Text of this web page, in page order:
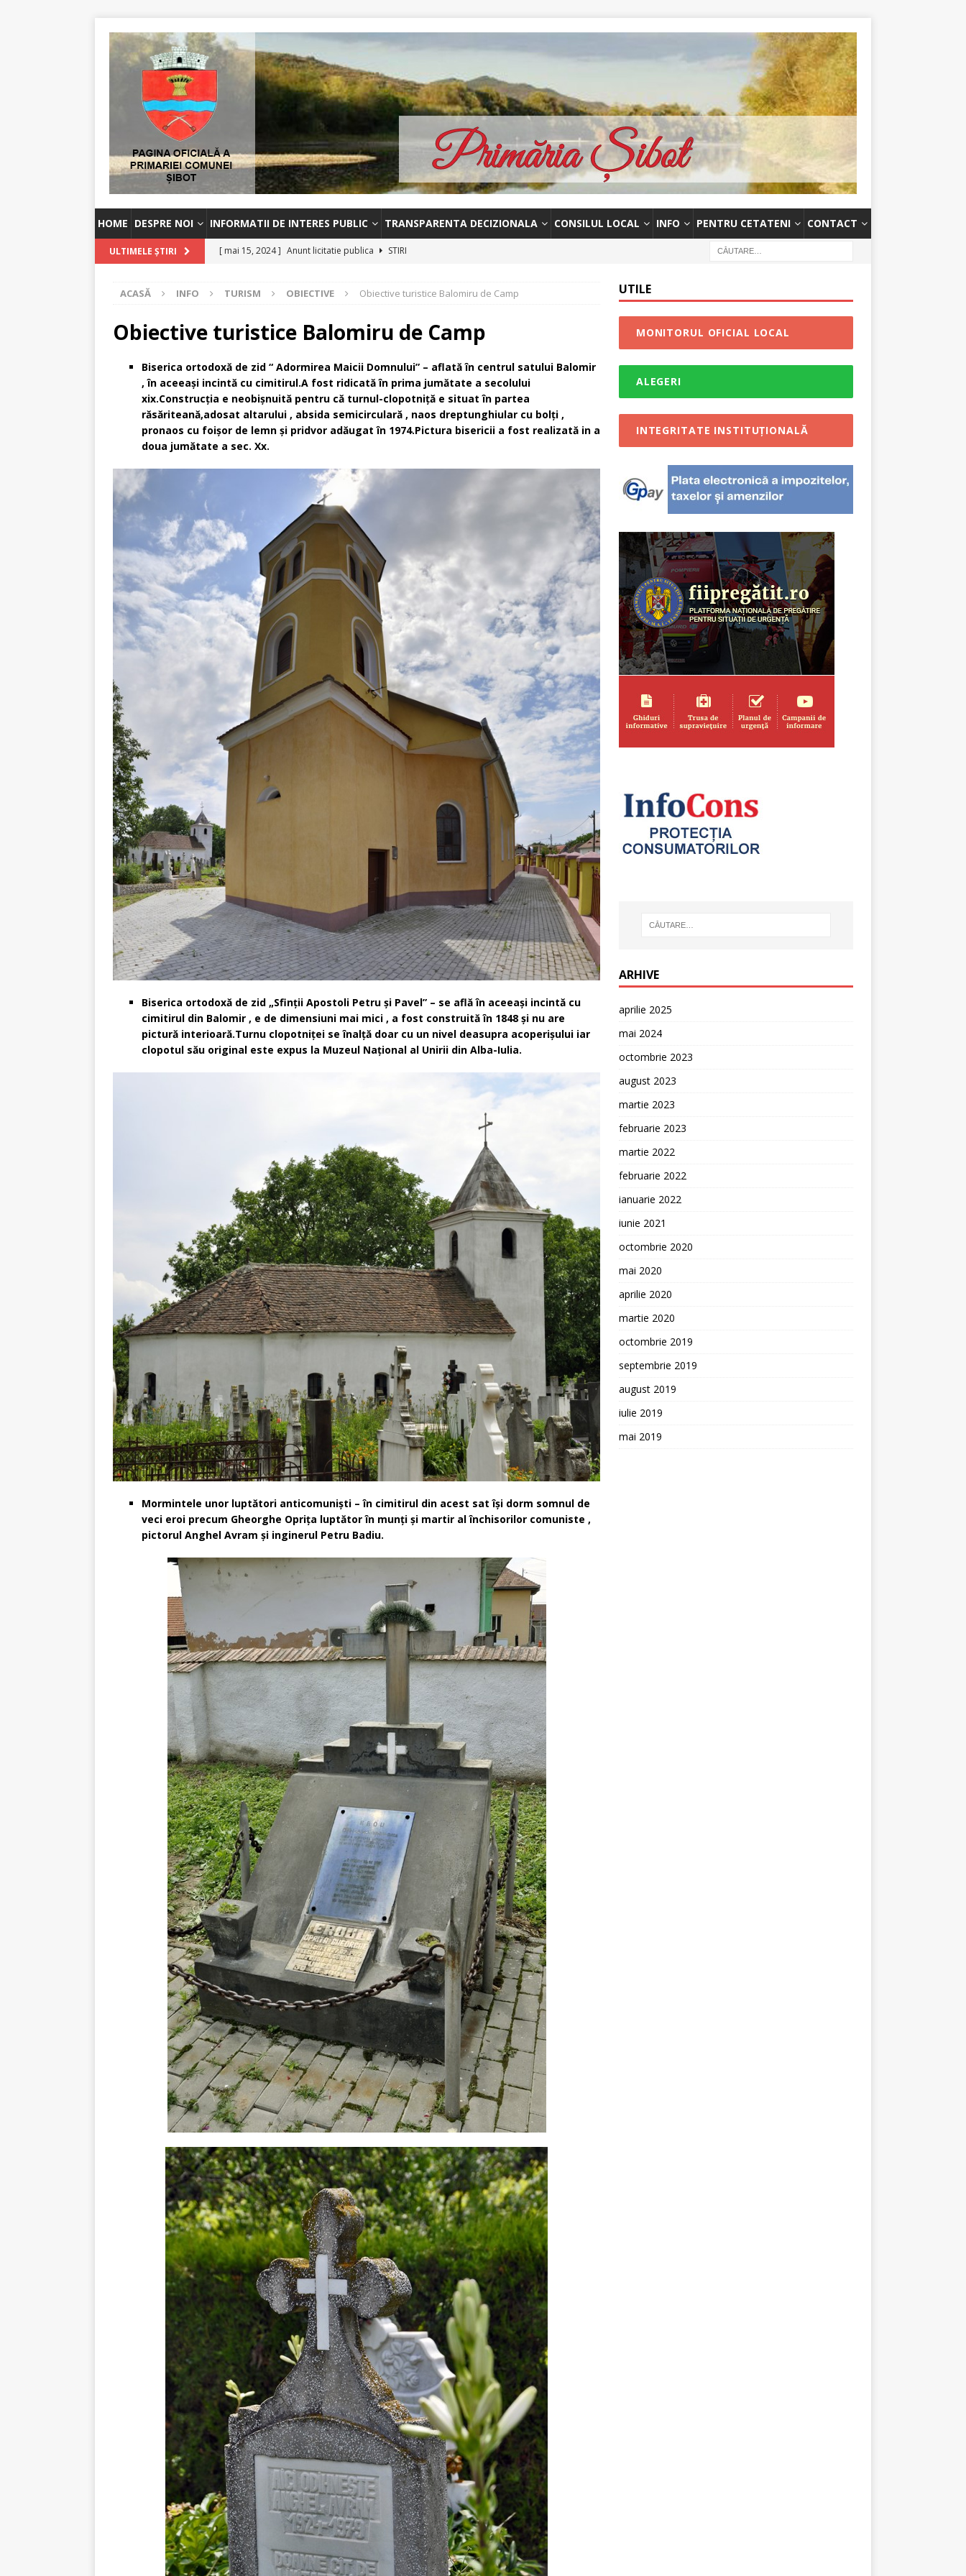
HOME DESPRE NOI INFORMATII DE INTERES PUBLIC TRANSPARENTA DECIZIONALA CONSILUL LOCAL INFO PENTRU CETATENI CONTACT
ULTIMELE ȘTIRI [ mai 15, 2024 ] Anunt licitatie publica
STIRI
[ august 30, 2023 ] Anunț – Licitație publica-18.09.2023
STIRI
[ martie 3, 2023 ]
Anunt publicitar-03.03.2023
STIRI
Anunțul de interes public privind Licitație Pajiști
ACASĂ INFO TURISM OBIECTIVE Obiective turistice Balomiru de Camp
Obiective turistice Balomiru de Camp
Biserica ortodoxă de zid “ Adormirea Maicii Domnului” – aflată în centrul satului Balomir
, în aceeaşi incintă cu cimitirul.A fost ridicată în prima jumătate a secolului
xix.Construcţia e neobişnuită pentru că turnul-clopotniţă e situat în partea
răsăriteană,adosat altarului , absida semicirculară , naos dreptunghiular cu bolţi ,
pronaos cu foişor de lemn şi pridvor adăugat în 1974.Pictura bisericii a fost realizată in a
doua jumătate a sec. Xx.
Biserica ortodoxă de zid „Sfinţii Apostoli Petru şi Pavel” – se află în aceeaşi incintă cu
cimitirul din Balomir , e de dimensiuni mai mici , a fost construită în 1848 şi nu are
pictură interioară.Turnu clopotniţei se înalţă doar cu un nivel deasupra acoperişului iar
clopotul său original este expus la Muzeul Naţional al Unirii din Alba-Iulia.
Mormintele unor luptători anticomunişti – în cimitirul din acest sat îşi dorm somnul de
veci eroi precum Gheorghe Opriţa luptător în munţi şi martir al închisorilor comuniste ,
pictorul Anghel Avram şi inginerul Petru Badiu.
UTILE
MONITORUL OFICIAL LOCAL
ALEGERI
INTEGRITATE INSTITUȚIONALĂ
ARHIVE
aprilie 2025
mai 2024
octombrie 2023
august 2023
martie 2023
februarie 2023
martie 2022
februarie 2022
ianuarie 2022
iunie 2021
octombrie 2020
mai 2020
aprilie 2020
martie 2020
octombrie 2019
septembrie 2019
august 2019
iulie 2019
mai 2019